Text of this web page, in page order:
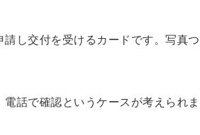
し交付を受けるカードです。写真つ
話で確認というケースが考えられま